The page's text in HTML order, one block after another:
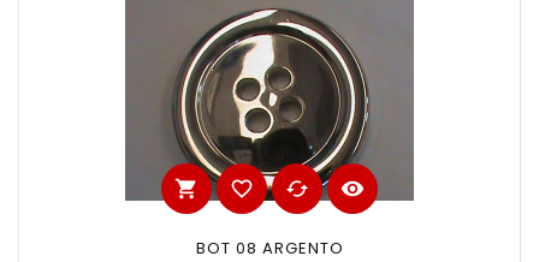
shopping_cart favorite_border cached visibility
BOT 08 ARGENTO